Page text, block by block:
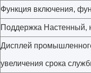
Функция включения,
Поддержка Настенный,
Дисплей
увеличения срока